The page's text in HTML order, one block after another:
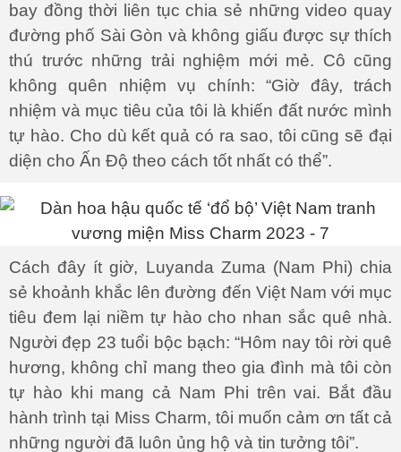
bay đồng thời liên tục chia sẻ những video quay
đường phố Sài Gòn và không giấu được sự thích
thú trước những trải nghiệm mới mẻ. Cô cũng
không quên nhiệm vụ chính: “Giờ đây, trách
nhiệm và mục tiêu của tôi là khiến đất nước mình
tự hào. Cho dù kết quả có ra sao, tôi cũng sẽ đại
diện cho Ấn Độ theo cách tốt nhất có thể”.
Cách đây ít giờ, Luyanda Zuma (Nam Phi) chia
sẻ khoảnh khắc lên đường đến Việt Nam với mục
tiêu đem lại niềm tự hào cho nhan sắc quê nhà.
Người đẹp 23 tuổi bộc bạch: “Hôm nay tôi rời quê
hương, không chỉ mang theo gia đình mà tôi còn
tự hào khi mang cả Nam Phi trên vai. Bắt đầu
hành trình tại Miss Charm, tôi muốn cảm ơn tất cả
những người đã luôn ủng hộ và tin tưởng tôi”.